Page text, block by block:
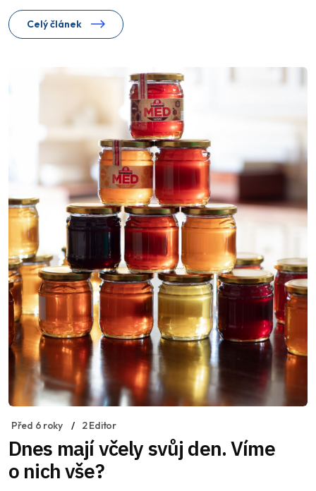
Celý článek
Před 6 roky 2 Editor
Dnes mají včely svůj den. Víme
o nich vše?